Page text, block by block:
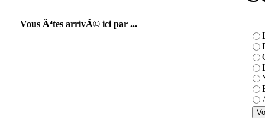
Vous Ãªtes arrivÃ© ici par ...